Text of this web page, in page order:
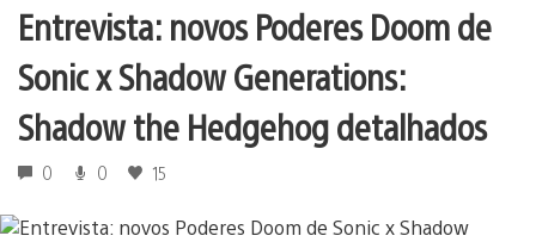
Entrevista: novos Poderes Doom de
Sonic x Shadow Generations:
Shadow the Hedgehog detalhados
0 0 15